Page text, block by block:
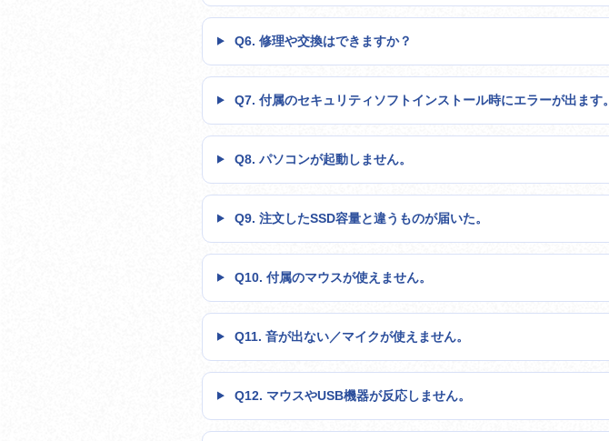
Q6. 修理や交換はできますか？
Q7. 付属のセキュリティソフトインストール時にエラーが出ます。
Q8. パソコンが起動しません。
Q9. 注文したSSD容量と違うものが届いた。
Q10. 付属のマウスが使えません。
Q11. 音が出ない／マイクが使えません。
Q12. マウスやUSB機器が反応しません。